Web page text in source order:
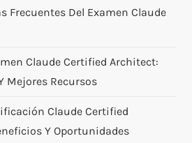
Frecuentes Del Examen Claude
Claude Certified Architect:
Mejores Recursos
Claude Certified
Y Oportunidades